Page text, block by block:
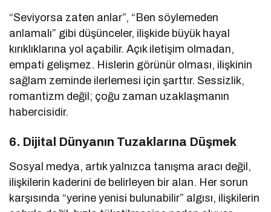
“Seviyorsa zaten anlar”, “Ben söylemeden
anlamalı” gibi düşünceler, ilişkide büyük hayal
kırıklıklarına yol açabilir. Açık iletişim olmadan,
empati gelişmez. Hislerin görünür olması, ilişkinin
sağlam zeminde ilerlemesi için şarttır. Sessizlik,
romantizm değil; çoğu zaman uzaklaşmanın
habercisidir.
6. Dijital Dünyanın Tuzaklarına Düşmek
Sosyal medya, artık yalnızca tanışma aracı değil,
ilişkilerin kaderini de belirleyen bir alan. Her sorun
karşısında “yerine yenisi bulunabilir” algısı, ilişkilerin